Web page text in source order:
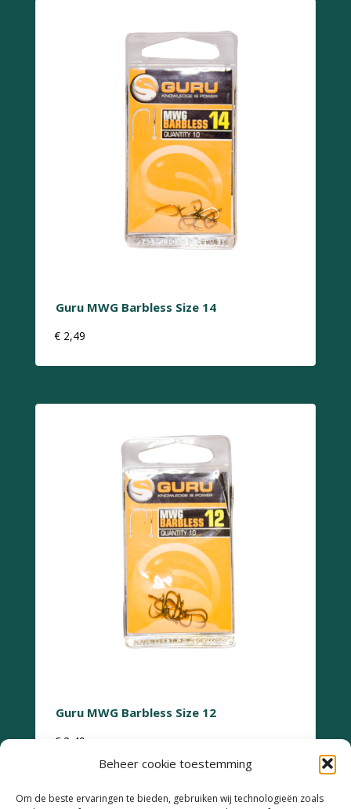
Beheer cookie toestemming
Om de beste ervaringen te bieden, gebruiken wij technologieën zoals
Guru MWG Barbless Size 14
€ 2,49
Guru MWG Barbless Size 12
€ 2,49